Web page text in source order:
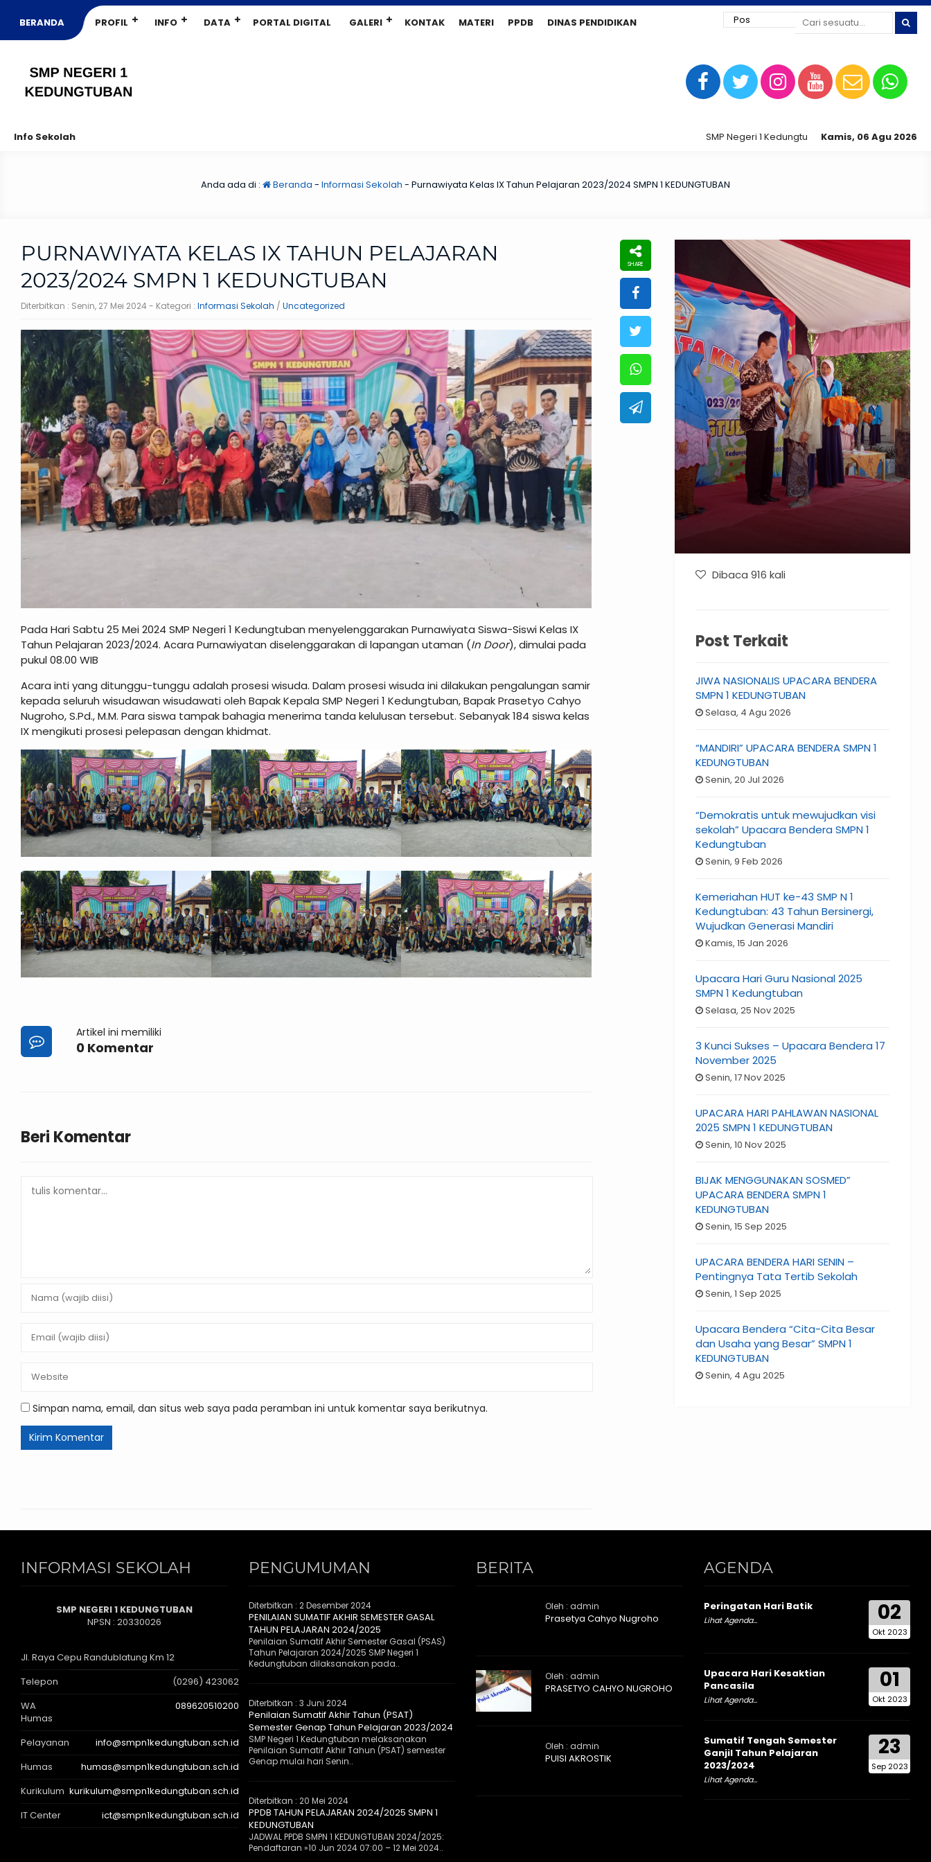
BERANDA PROFIL INFO DATA PORTAL DIGITAL GALERI KONTAK MATERI PPDB DINAS PENDIDIKAN
Info Sekolah Kamis, 06 Agu 2026
SMP Negeri 1 Kedungtuban jaya siap digital !
Anda ada di : Beranda - Informasi Sekolah - Purnawiyata Kelas IX Tahun Pelajaran 2023/2024 SMPN 1 KEDUNGTUBAN
PURNAWIYATA KELAS IX TAHUN PELAJARAN
2023/2024 SMPN 1 KEDUNGTUBAN
Diterbitkan : Senin, 27 Mei 2024 - Kategori : Informasi Sekolah / Uncategorized
Pada Hari Sabtu 25 Mei 2024 SMP Negeri 1 Kedungtuban menyelenggarakan Purnawiyata Siswa-Siswi Kelas IX
Tahun Pelajaran 2023/2024. Acara Purnawiyatan diselenggarakan di lapangan utaman (In Door), dimulai pada
pukul 08.00 WIB
Acara inti yang ditunggu-tunggu adalah prosesi wisuda. Dalam prosesi wisuda ini dilakukan pengalungan samir
kepada seluruh wisudawan wisudawati oleh Bapak Kepala SMP Negeri 1 Kedungtuban, Bapak Prasetyo Cahyo
Nugroho, S.Pd., M.M. Para siswa tampak bahagia menerima tanda kelulusan tersebut. Sebanyak 184 siswa kelas
IX mengikuti prosesi pelepasan dengan khidmat.
Artikel ini memiliki
0 Komentar
Beri Komentar
Simpan nama, email, dan situs web saya pada peramban ini untuk komentar saya berikutnya.
Dibaca 916 kali
Post Terkait
JIWA NASIONALIS UPACARA BENDERA
SMPN 1 KEDUNGTUBAN
Selasa, 4 Agu 2026
“MANDIRI” UPACARA BENDERA SMPN 1
KEDUNGTUBAN
Senin, 20 Jul 2026
“Demokratis untuk mewujudkan visi
sekolah” Upacara Bendera SMPN 1
Kedungtuban
Senin, 9 Feb 2026
Kemeriahan HUT ke-43 SMP N 1
Kedungtuban: 43 Tahun Bersinergi,
Wujudkan Generasi Mandiri
Kamis, 15 Jan 2026
Upacara Hari Guru Nasional 2025
SMPN 1 Kedungtuban
Selasa, 25 Nov 2025
3 Kunci Sukses – Upacara Bendera 17
November 2025
Senin, 17 Nov 2025
UPACARA HARI PAHLAWAN NASIONAL
2025 SMPN 1 KEDUNGTUBAN
Senin, 10 Nov 2025
BIJAK MENGGUNAKAN SOSMED”
UPACARA BENDERA SMPN 1
KEDUNGTUBAN
Senin, 15 Sep 2025
UPACARA BENDERA HARI SENIN –
Pentingnya Tata Tertib Sekolah
Senin, 1 Sep 2025
Upacara Bendera “Cita-Cita Besar
dan Usaha yang Besar” SMPN 1
KEDUNGTUBAN
Senin, 4 Agu 2025
INFORMASI SEKOLAH
SMP NEGERI 1 KEDUNGTUBAN
NPSN : 20330026
Jl. Raya Cepu Randublatung Km 12
Telepon
(0296) 423062
WA
Humas
089620510200
Pelayanan
info@smpn1kedungtuban.sch.id
Humas
humas@smpn1kedungtuban.sch.id
Kurikulum kurikulum@smpn1kedungtuban.sch.id
IT Center
ict@smpn1kedungtuban.sch.id
PENGUMUMAN
Diterbitkan : 2 Desember 2024
PENILAIAN SUMATIF AKHIR SEMESTER GASAL
TAHUN PELAJARAN 2024/2025
Penilaian Sumatif Akhir Semester Gasal (PSAS)
Tahun Pelajaran 2024/2025 SMP Negeri 1
Kedungtuban dilaksanakan pada..
Diterbitkan : 3 Juni 2024
Penilaian Sumatif Akhir Tahun (PSAT)
Semester Genap Tahun Pelajaran 2023/2024
SMP Negeri 1 Kedungtuban melaksanakan
Penilaian Sumatif Akhir Tahun (PSAT) semester
Genap mulai hari Senin..
Diterbitkan : 20 Mei 2024
PPDB TAHUN PELAJARAN 2024/2025 SMPN 1
KEDUNGTUBAN
JADWAL PPDB SMPN 1 KEDUNGTUBAN 2024/2025:
Pendaftaran »10 Jun 2024 07:00 – 12 Mei 2024..
BERITA
Oleh : admin
Prasetya Cahyo Nugroho
Oleh : admin
PRASETYO CAHYO NUGROHO
Oleh : admin
PUISI AKROSTIK
AGENDA
02
Okt 2023
Peringatan Hari Batik
Lihat Agenda...
01
Okt 2023
Upacara Hari Kesaktian
Pancasila
Lihat Agenda...
23
Sep 2023
Sumatif Tengah Semester
Ganjil Tahun Pelajaran
2023/2024
Lihat Agenda...